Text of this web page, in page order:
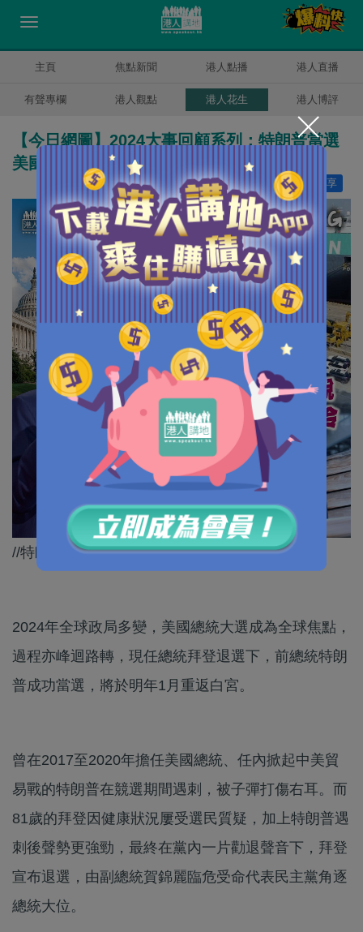
主頁 焦點新聞 港人點播 港人直播
有聲專欄 港人觀點 港人花生 港人博評
【今日網圖】2024大事回顧系列：特朗普當選
美國總統 中美關係是危是機？
分享
讚好 11
//特朗普上台之後，中美關係會變好定轉差呢？//
2024年全球政局多變，美國總統大選成為全球焦點，
過程亦峰迴路轉，現任總統拜登退選下，前總統特朗
普成功當選，將於明年1月重返白宮。
曾在2017至2020年擔任美國總統、任內掀起中美貿
易戰的特朗普在競選期間遇刺，被子彈打傷右耳。而
81歲的拜登因健康狀況屢受選民質疑，加上特朗普遇
刺後聲勢更強勁，最終在黨內一片勸退聲音下，拜登
宣布退選，由副總統賀錦麗臨危受命代表民主黨角逐
總統大位。